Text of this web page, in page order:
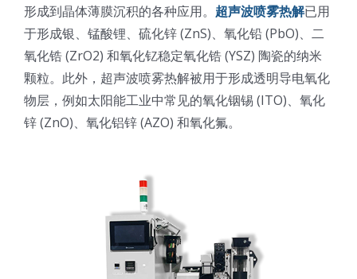
技术及原理
氢能技术科普
光伏技术科普
半导体技术科普
医疗器械技术科普
新闻
联系我们
形成到晶体薄膜沉积的各种应用。 超声波喷雾热解已用
于形成银、锰酸锂、硫化锌 (ZnS)、氧化铅 (PbO)、二
氧化锆 (ZrO2) 和氧化钇稳定氧化锆 (YSZ) 陶瓷的纳米
颗粒。此外，超声波喷雾热解被用于形成透明导电氧化
物层，例如太阳能工业中常见的氧化铟锡 (ITO)、氧化
锌 (ZnO)、氧化铝锌 (AZO) 和氧化氟。